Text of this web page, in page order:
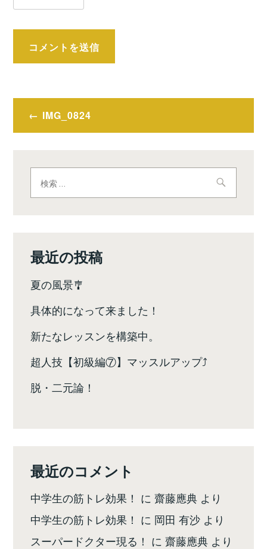
投
稿
ビ
ゲ
ョ
ン
IMG_0824
索:
最近の投稿
夏の風景🎐
具体的になって来ました！
新たなレッスンを構築中。
超人技【初級編⑦】マッスルアップ⤴️
脱・二元論！
最近のコメント
中学生の筋トレ効果！ に齋藤應典 より
中学生の筋トレ効果！ に 岡田 有沙 より
スーパードクター現る！ に齋藤應典 より